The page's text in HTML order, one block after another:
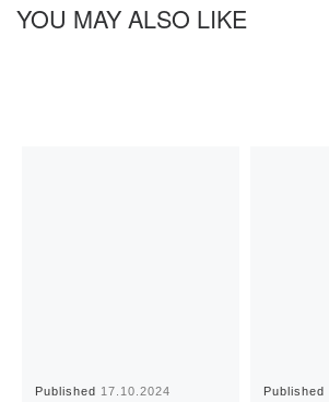
YOU MAY ALSO LIKE
Published 17.10.2024 Published